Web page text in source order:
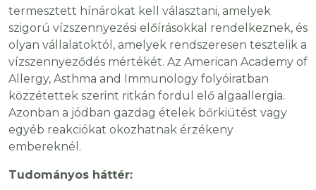
termesztett hínárokat kell választani, amelyek
szigorú vízszennyezési előírásokkal rendelkeznek, és
olyan vállalatoktól, amelyek rendszeresen tesztelik a
vízszennyeződés mértékét. Az American Academy of
Allergy, Asthma and Immunology folyóiratban
közzétettek szerint ritkán fordul elő algaallergia.
Azonban a jódban gazdag ételek bőrkiütést vagy
egyéb reakciókat okozhatnak érzékeny
embereknél.
Tudományos háttér: